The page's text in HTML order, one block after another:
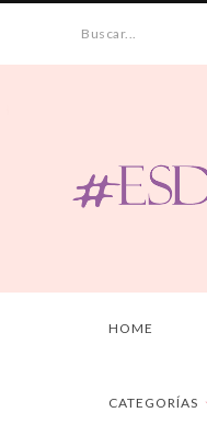
Buscar...
HOME
CATEGORÍAS